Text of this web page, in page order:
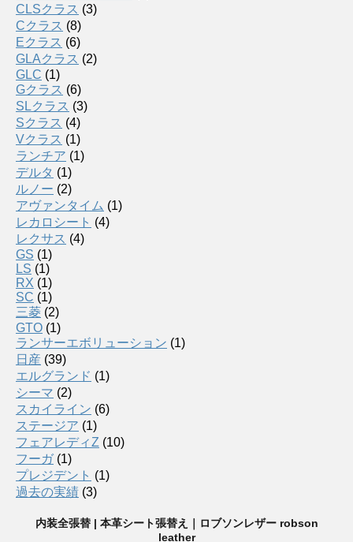
CLSクラス (3)
Cクラス (8)
Eクラス (6)
GLAクラス (2)
GLC (1)
Gクラス (6)
SLクラス (3)
Sクラス (4)
Vクラス (1)
ランチア (1)
デルタ (1)
ルノー (2)
アヴァンタイム (1)
レカロシート (4)
レクサス (4)
GS (1)
LS (1)
RX (1)
SC (1)
三菱 (2)
GTO (1)
ランサーエボリューション (1)
日産 (39)
エルグランド (1)
シーマ (2)
スカイライン (6)
ステージア (1)
フェアレディZ (10)
フーガ(1)
プレジデント (1)
過去の実績 (3)
内装全張替 | 本革シート張替え｜ロブソンレザー robson
leather